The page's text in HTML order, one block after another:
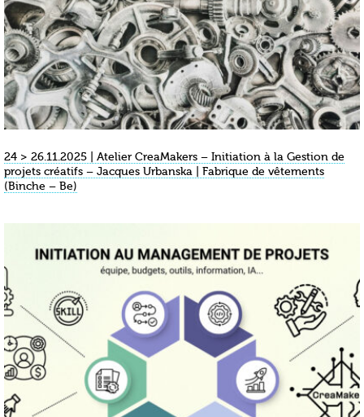
24 > 26.11.2025 | Atelier CreaMakers – Initiation à la Gestion de
projets créatifs – Jacques Urbanska | Fabrique de vêtements
(Binche – Be)